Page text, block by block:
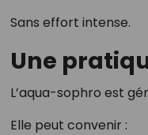
Sans effort intense.
Une
L’aqua-sophro est
Elle peut convenir :